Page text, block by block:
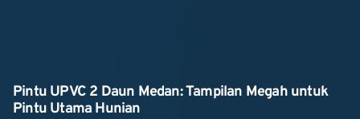
Pintu UPVC 2 Daun Medan: Tampilan Megah untuk
Pintu Utama Hunian